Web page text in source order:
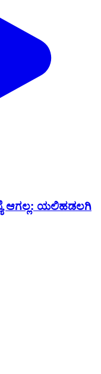
ಆಗಲ್ಲ: ಯಲಿಹಡಲಗಿ